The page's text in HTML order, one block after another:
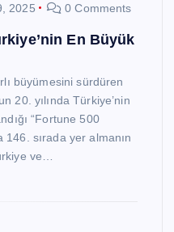
2025 0 Comments
En Büyük
büyümesini sürdüren
20. yılında Türkiye’nin
“Fortune 500
146. sırada yer almanın
ve…